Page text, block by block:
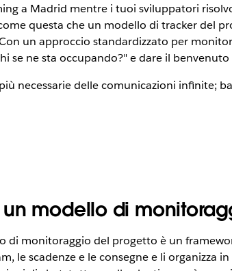
a Madrid mentre i tuoi sviluppatori
questa che un modello di tracker del
un approccio standardizzato per
se ne sta occupando?" e dare il
necessarie delle comunicazioni infinite;
un modello di
di monitoraggio del progetto è un
le scadenze e le consegne e li organizza